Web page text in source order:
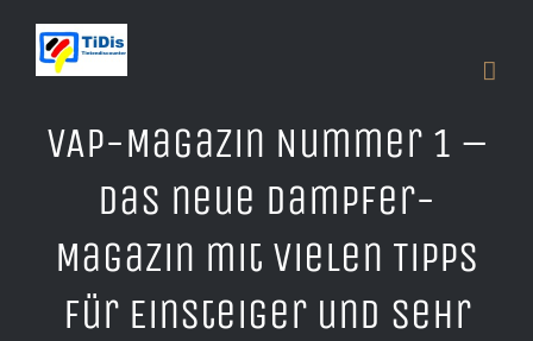
Inhalt
VAP-Magazin Nummer 1 –
Das neue Dampfer-
Magazin mit vielen Tipps
für Einsteiger und sehr